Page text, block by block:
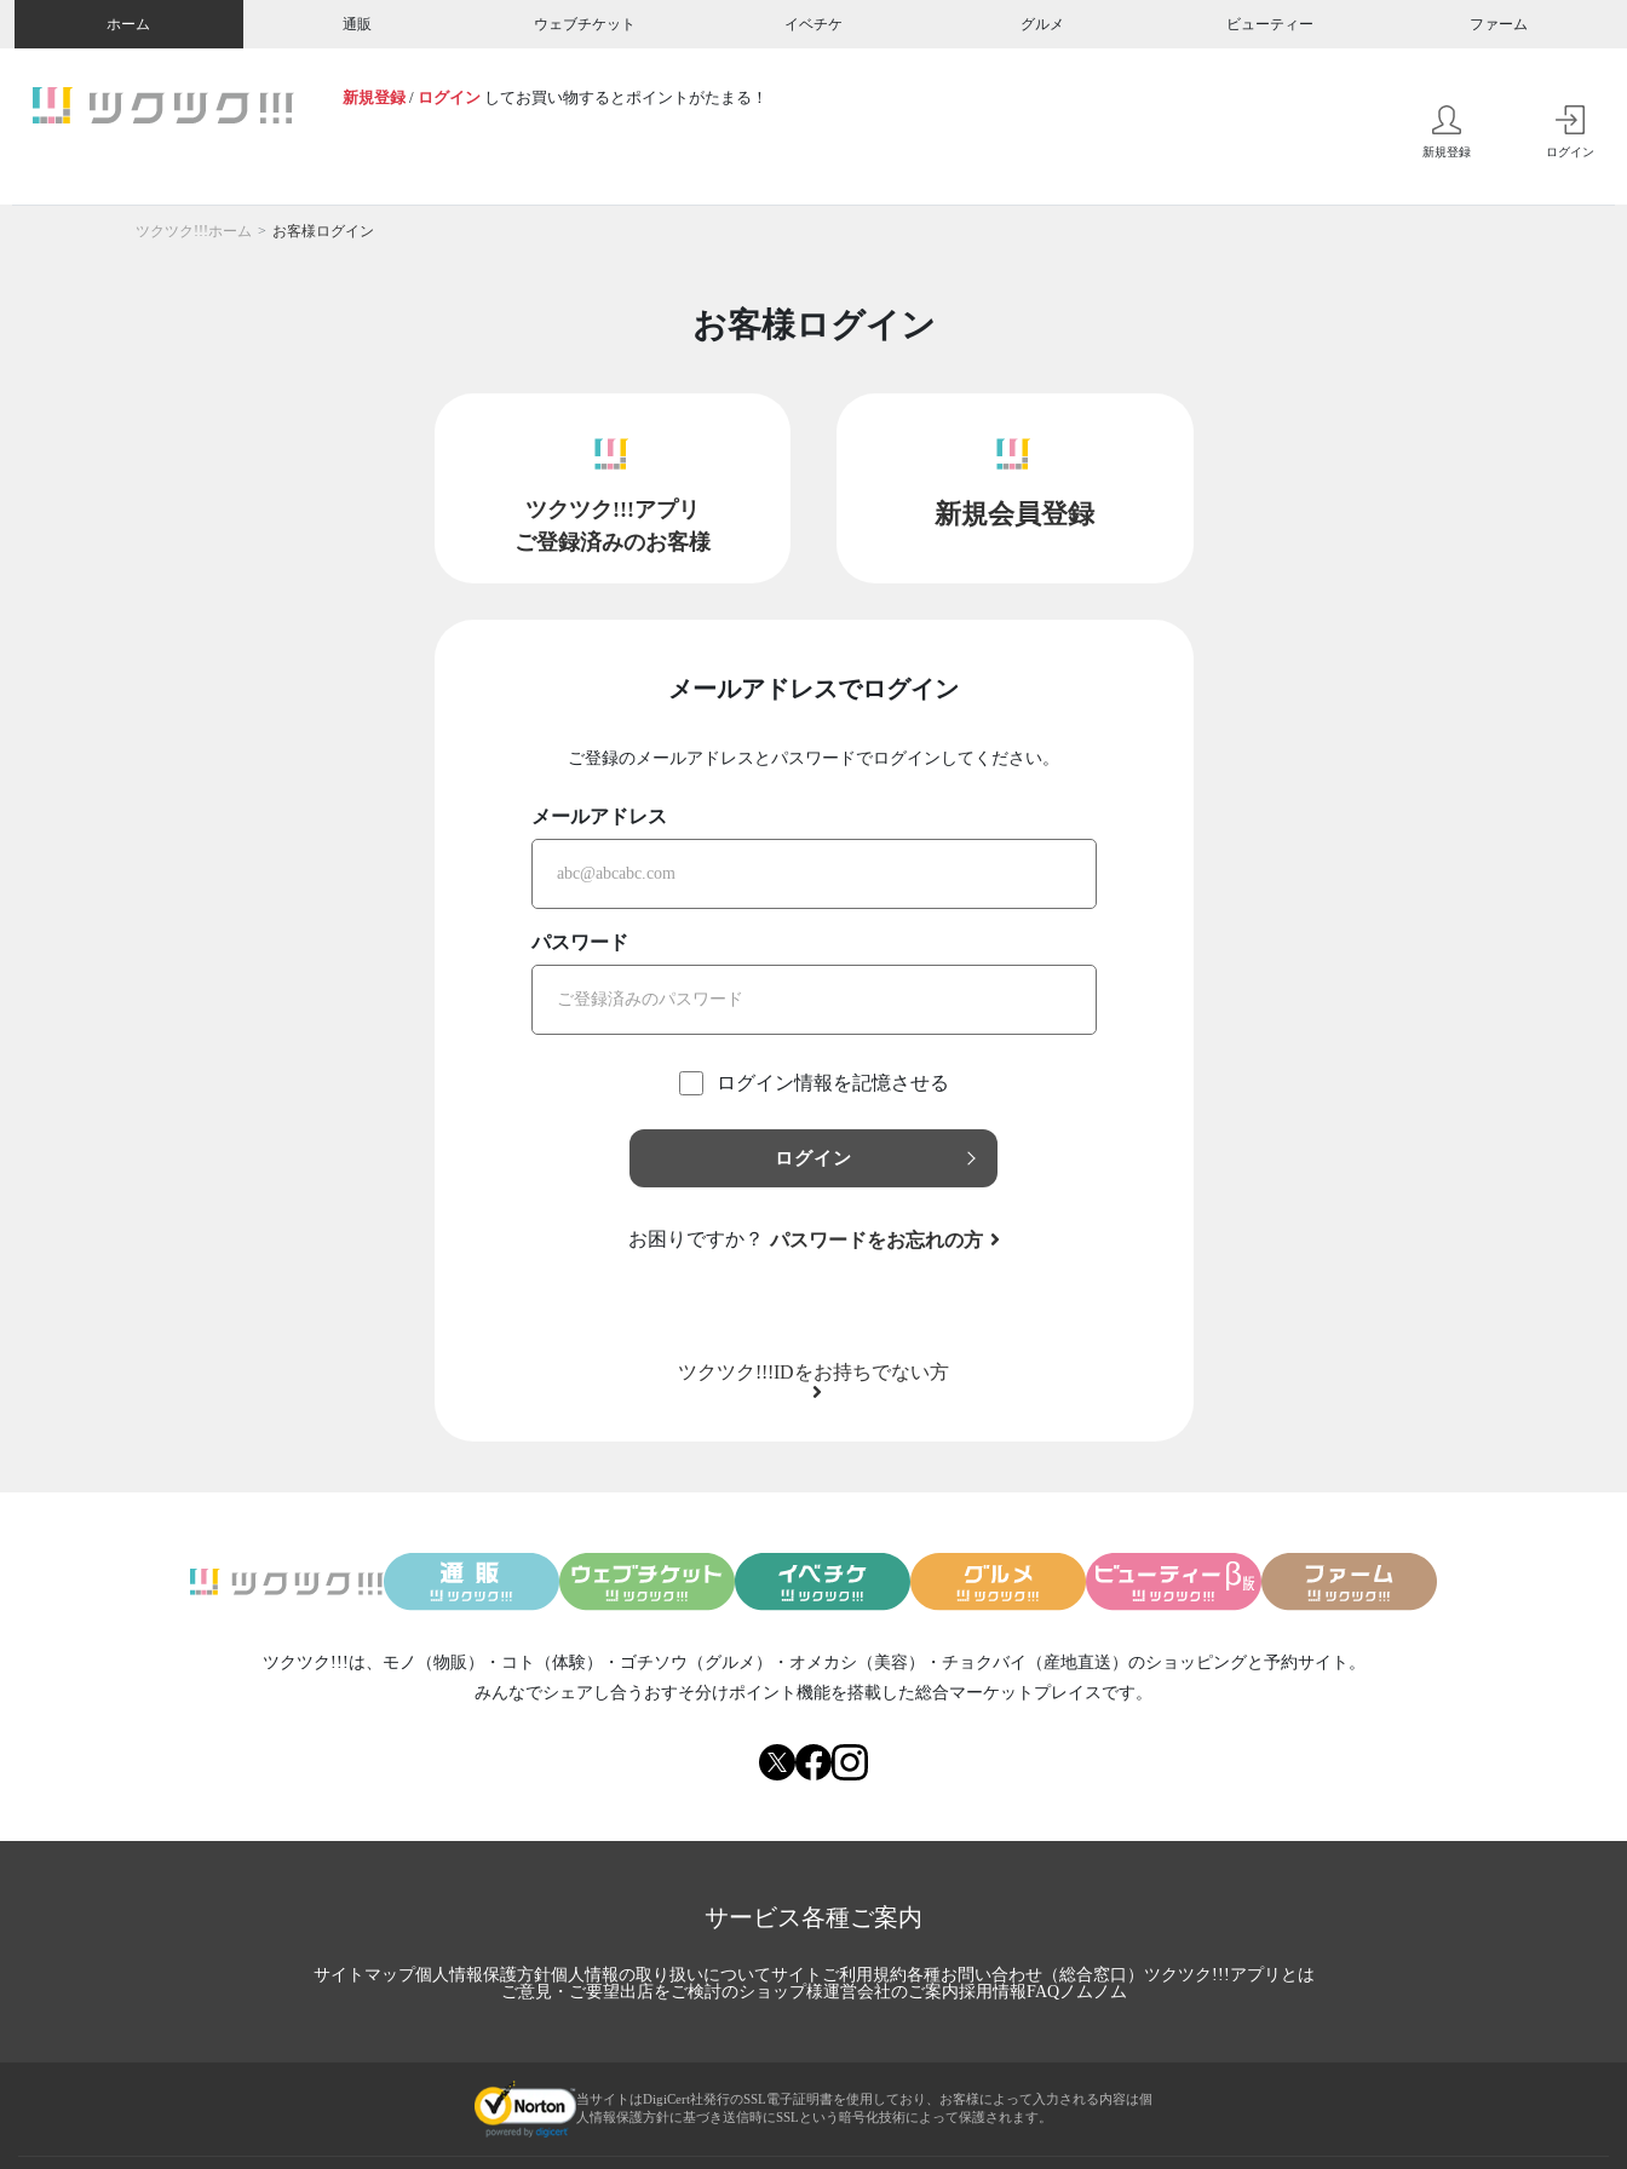
ホーム 通販 ウェブチケット イベチケ グルメ ビューティー ファーム
新規登録 / ログイン してお買い物するとポイントがたまる！
新規登録 ログイン
ツクツク!!!ホーム お客様ログイン
お客様ログイン
ツクツク!!!アプリ
ご登録済みのお客様
新規会員登録
メールアドレスでログイン
ご登録のメールアドレスとパスワードでログインしてください。
メールアドレス
パスワード
ログイン情報を記憶させる
ログイン
お困りですか？ パスワードをお忘れの方
ツクツク!!!IDをお持ちでない方
ツクツク!!!は、 モノ（物販） ・ コト（体験） ・ ゴチソウ（グルメ） ・ オメカシ（美容） ・ チョクバイ（産地直送） のショッピングと予約サイト。
みんなでシェアし合う おすそ分けポイント機能を搭載した総合マーケットプレイスです。
サービス各種ご案内
サイトマップ個人情報保護方針個人情報の取り扱いについてサイトご利用規約各種お問い合わせ（総合窓口） ツクツク!!!アプリとは
ご意見・ご要望出店をご検討のショップ様運営会社のご案内採用情報FAQノムノム
当サイトはDigiCert社発行のSSL電子証明書を使用しており、お客様によって入力される内容は個
人情報保護方針に基づき送信時にSSLという暗号化技術によって保護されます。